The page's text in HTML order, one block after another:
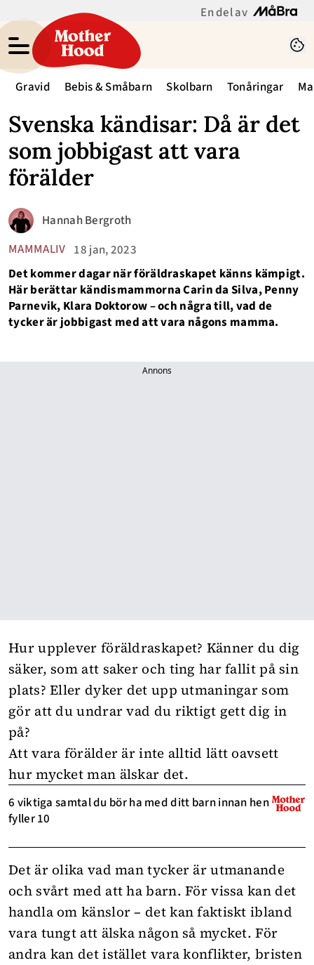
En del av
Gravid Bebis & Småbarn Skolbarn Tonåringar
Svenska kändisar: Då är det
som jobbigast att vara
förälder
MAMMALIV 18 jan, 2023
Hannah Bergroth
Det kommer dagar när föräldraskapet känns kämpigt.
Här berättar kändismammorna Carin da Silva, Penny
Parnevik, Klara Doktorow – och några till, vad de
tycker är jobbigast med att vara någons mamma.
Annons
Hur upplever föräldraskapet? Känner du dig
säker, som att saker och ting har fallit på sin
plats? Eller dyker det upp utmaningar som
gör att du undrar vad du riktigt gett dig in
på?
Att vara förälder är inte alltid lätt oavsett
hur mycket man älskar det.
6 viktiga samtal du bör ha med ditt barn innan hen
fyller 10
Det är olika vad man tycker är utmanande
och svårt med att ha barn. För vissa kan det
handla om känslor – det kan faktiskt ibland
vara tungt att älska någon så mycket. För
andra kan det istället vara konflikter, bristen